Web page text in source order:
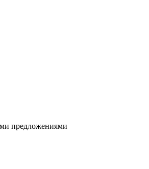
предложениями